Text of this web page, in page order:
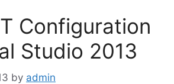
Configuration
Studio 2013
by admin